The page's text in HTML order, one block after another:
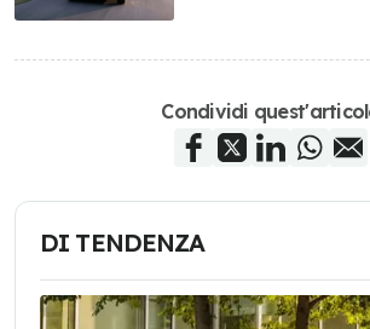
Condividi
DI TENDENZA